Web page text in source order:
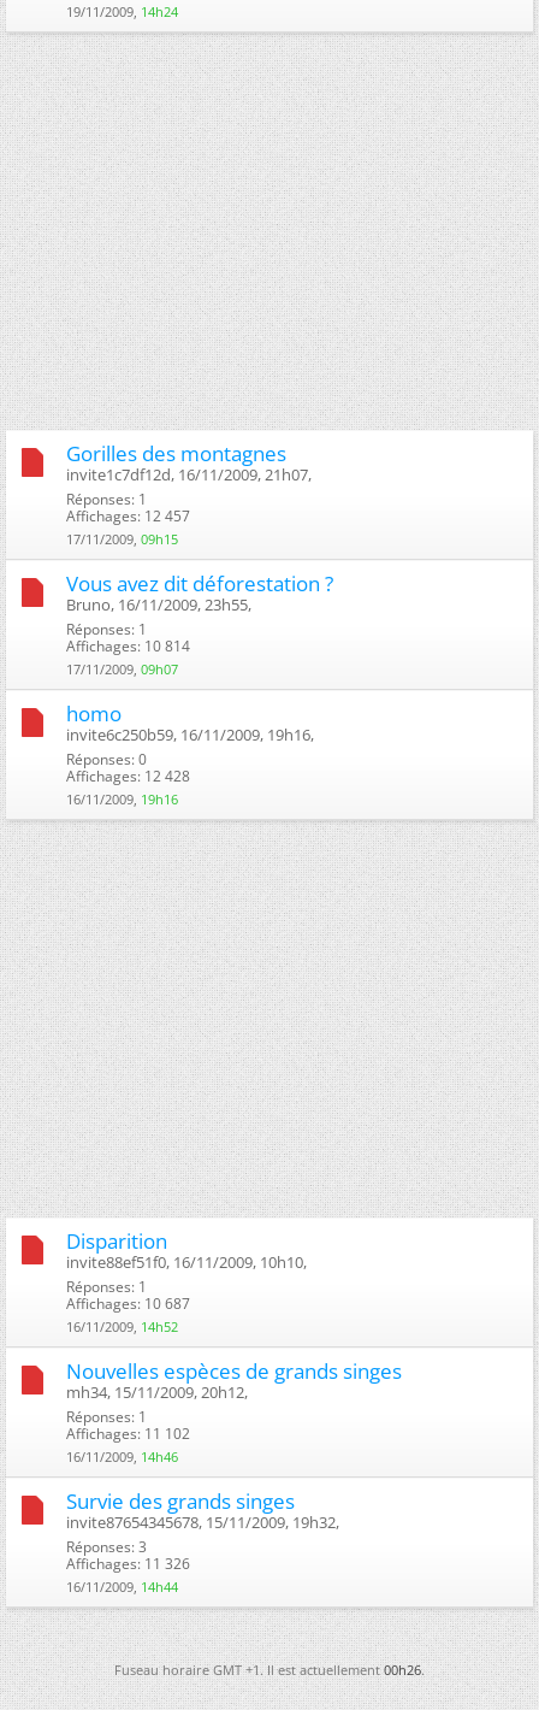
19/11/2009, 14h24
Gorilles des montagnes
invite1c7df12d, 16/11/2009, 21h07, ‎
Réponses: 1
Affichages: 12 457
17/11/2009, 09h15
Vous avez dit déforestation ?
Bruno, 16/11/2009, 23h55, ‎
Réponses: 1
Affichages: 10 814
17/11/2009, 09h07
homo
invite6c250b59, 16/11/2009, 19h16, ‎
Réponses: 0
Affichages: 12 428
16/11/2009, 19h16
Disparition
invite88ef51f0, 16/11/2009, 10h10, ‎
Réponses: 1
Affichages: 10 687
16/11/2009, 14h52
Nouvelles espèces de grands singes
mh34, 15/11/2009, 20h12, ‎
Réponses: 1
Affichages: 11 102
16/11/2009, 14h46
Survie des grands singes
invite87654345678, 15/11/2009, 19h32, ‎
Réponses: 3
Affichages: 11 326
16/11/2009, 14h44
Fuseau horaire GMT +1. Il est actuellement00h26.